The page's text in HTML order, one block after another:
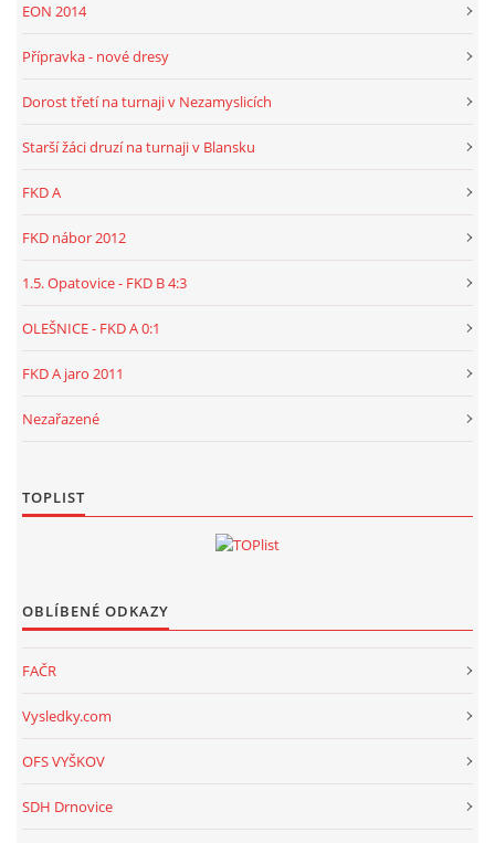
EON 2014
Přípravka - nové dresy
Dorost třetí na turnaji v Nezamyslicích
Starší žáci druzí na turnaji v Blansku
FKD A
FKD nábor 2012
1.5. Opatovice - FKD B 4:3
OLEŠNICE - FKD A 0:1
FKD A jaro 2011
Nezařazené
TOPLIST
OBLÍBENÉ ODKAZY
FAČR
Vysledky.com
OFS VYŠKOV
SDH Drnovice